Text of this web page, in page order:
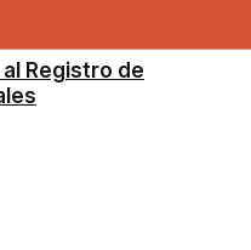
Registro de